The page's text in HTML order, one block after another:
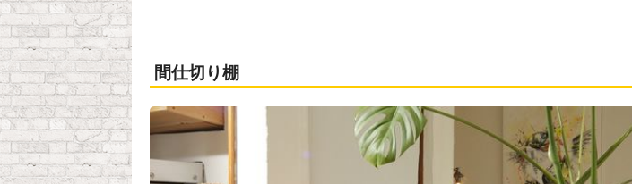
間仕切り棚